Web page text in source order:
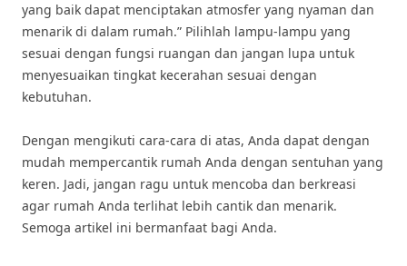
yang baik dapat menciptakan atmosfer yang nyaman dan
menarik di dalam rumah.” Pilihlah lampu-lampu yang
sesuai dengan fungsi ruangan dan jangan lupa untuk
menyesuaikan tingkat kecerahan sesuai dengan
kebutuhan.
Dengan mengikuti cara-cara di atas, Anda dapat dengan
mudah mempercantik rumah Anda dengan sentuhan yang
keren. Jadi, jangan ragu untuk mencoba dan berkreasi
agar rumah Anda terlihat lebih cantik dan menarik.
Semoga artikel ini bermanfaat bagi Anda.